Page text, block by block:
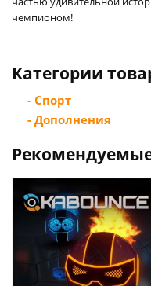
чемпионом!
Категории
- Спорт
- Дополнения